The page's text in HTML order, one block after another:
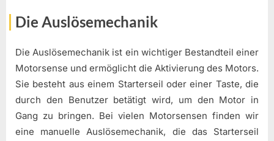
Die Auslösemechanik
Die Auslösemechanik ist ein wichtiger Bestandteil einer
Motorsense und ermöglicht die Aktivierung des Motors.
Sie besteht aus einem Starterseil oder einer Taste, die
durch den Benutzer betätigt wird, um den Motor in
Gang zu bringen. Bei vielen Motorsensen finden wir
eine manuelle Auslösemechanik, die das Starterseil